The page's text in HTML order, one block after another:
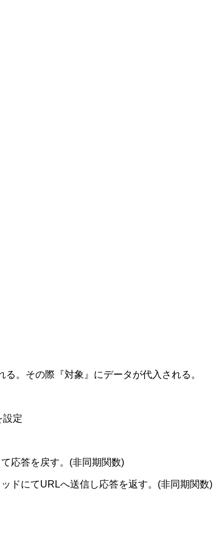
。その際『対象』にデータが代入される。
設定
応答を戻す。(非同期関数)
ドにてURLへ送信し応答を返す。(非同期関数)